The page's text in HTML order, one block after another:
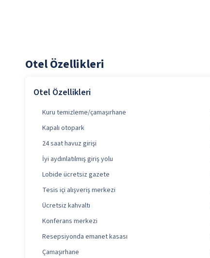
Otel Özellikleri
Otel Özellikleri
Kuru temizleme/çamaşırhane
Kapalı otopark
24 saat havuz girişi
İyi aydınlatılmış giriş yolu
Lobide ücretsiz gazete
Tesis içi alışveriş merkezi
Ücretsiz kahvaltı
Konferans merkezi
Resepsiyonda emanet kasası
Çamaşırhane